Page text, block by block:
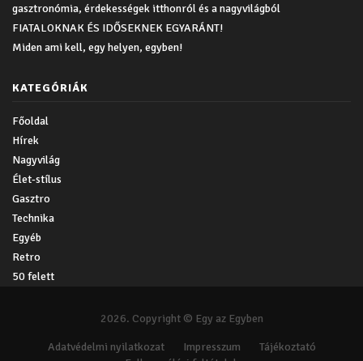
gasztronómia, érdekességek itthonról és a nagyvilágból
FIATALOKNAK ÉS IDŐSEKNEK EGYARÁNT!
Miden ami kell, egy helyen, egyben!
KATEGÓRIÁK
Főoldal
Hírek
Nagyvilág
Élet-stílus
Gasztro
Technika
Egyéb
Retro
50 felett
2026. Copyright © Egy az Egyben
Adatvédelmi nyilatkozat Impresszum
Tájékoztató